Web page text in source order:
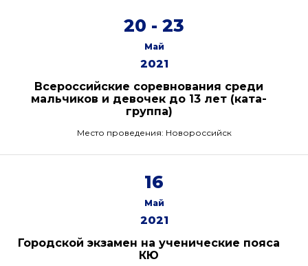
20 - 23
Май
2021
Всероссийские соревнования среди
мальчиков и девочек до 13 лет (ката-
группа)
Место проведения: Новороссийск
16
Май
2021
Городской экзамен на ученические пояса
КЮ